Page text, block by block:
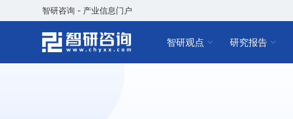
智研咨询 - 产业信息门户
智研观点 研究报告